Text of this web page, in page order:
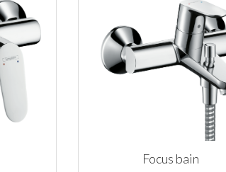
Focus bain